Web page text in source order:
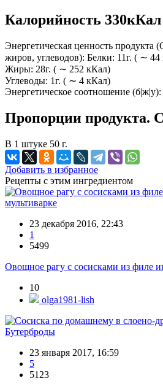
Калорийность 330кКал
Энергетическая ценность продукта
жиров, углеводов): Белки: 11г. ( ∼ 44
Жиры: 28г. ( ∼ 252 кКал)
Углеводы: 1г. ( ∼ 4 кКал)
Энергетическое соотношение
Пропорции продукта.
В 1 штуке 50 г.
Добавить в избранное
Рецепты с этим ингредиентом
мультиварке
23 декабря 2016, 22:43
1
5499
Овощное рагу с сосисками из филе
10
olga1981-lish
Бутерброды
23 января 2017, 16:59
5
5123